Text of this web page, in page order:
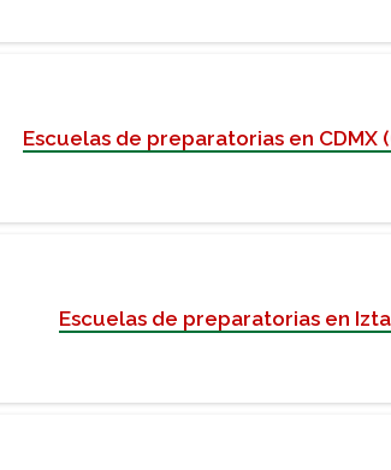
Escuelas de preparatorias en CDMX
Escuelas de preparatorias en